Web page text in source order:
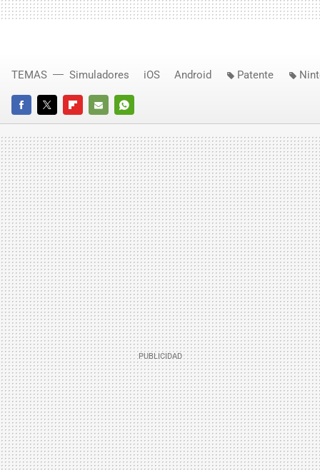
FACEBOOKTWITTERFLIPBOARD
E-
MAIL
WHATSAPP
TEMAS Simuladores iOS Android Patente